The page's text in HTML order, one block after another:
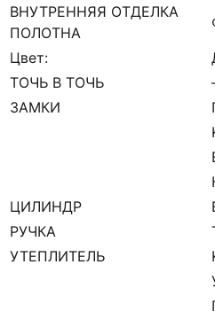
ВНУТРЕННЯЯ ОТДЕЛКА
ПОЛОТНА
Цвет:
ТОЧЬ В ТОЧЬ
ЗАМКИ
ЦИЛИНДР
РУЧКА
УТЕПЛИТЕЛЬ